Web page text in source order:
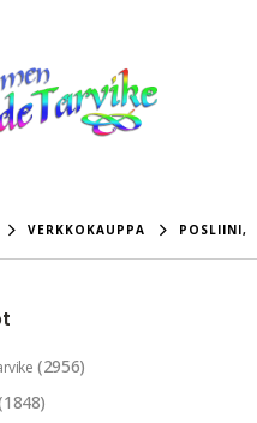
VERKKOKAUPPA POSLIINI,
(2956)